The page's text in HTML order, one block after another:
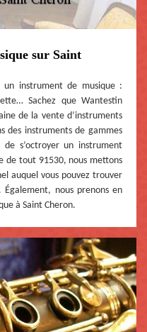
sur Saint
un instrument de musique :
Sachez que Wantestin
de la vente d’instruments
des instruments de gammes
s’octroyer un instrument
de tout 91530, nous mettons
auquel vous pouvez trouver
Également, nous prenons en
à Saint Cheron.